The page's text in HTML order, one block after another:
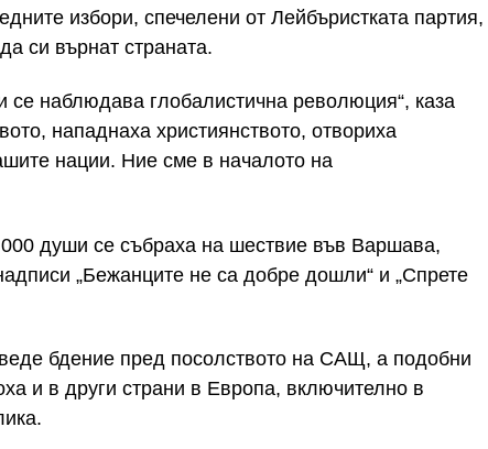
избори, спечелени от Лейбъристката партия,
си върнат страната.
се наблюдава глобалистична революция“, каза
нападнаха християнството, отвориха
нации. Ние сме в началото на
души се събраха на шествие във Варшава,
„Бежанците не са добре дошли“ и „Спрете
бдение пред посолството на САЩ, а подобни
и в други страни в Европа, включително в